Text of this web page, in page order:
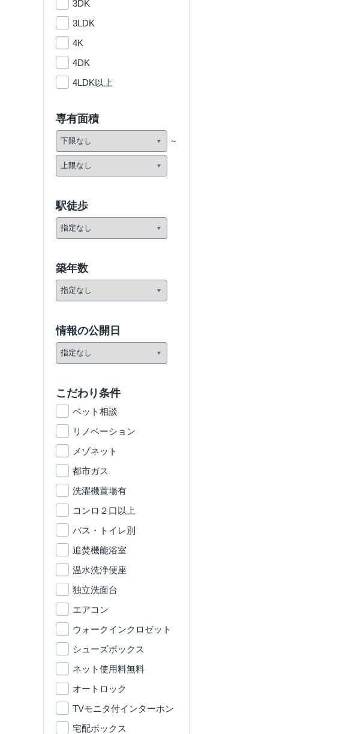
3DK
3LDK
4K
4DK
4LDK以上
専有面積
駅徒歩
築年数
情報の公開日
こだわり条件
ペット相談
リノベーション
メゾネット
都市ガス
洗濯機置場有
コンロ２口以上
バス・トイレ別
追焚機能浴室
温水洗浄便座
独立洗面台
エアコン
ウォークインクロゼット
シューズボックス
ネット使用料無料
オートロック
TVモニタ付インターホン
宅配ボックス